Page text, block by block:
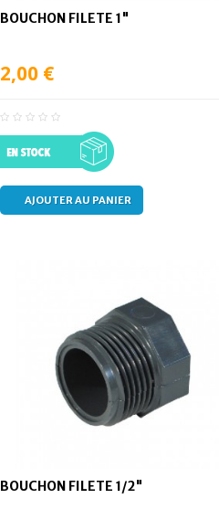
BOUCHON FILETE 1"
2,00 €
AJOUTER AU PANIER
BOUCHON FILETE 1/2"